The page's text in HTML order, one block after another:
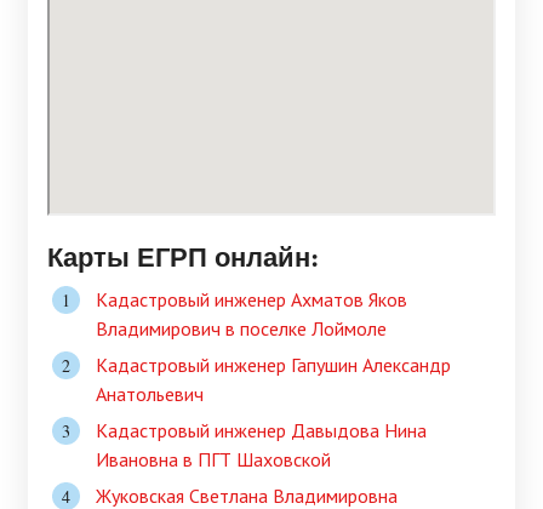
Карты ЕГРП онлайн:
Кадастровый инженер Ахматов Яков
Владимирович в поселке Лоймоле
Кадастровый инженер Гапушин Александр
Анатольевич
Кадастровый инженер Давыдова Нина
Ивановна в ПГТ Шаховской
Жуковская Светлана Владимировна